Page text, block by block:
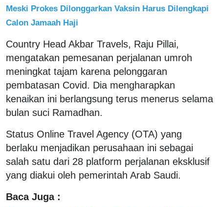
Meski Prokes Dilonggarkan Vaksin Harus Dilengkapi
Calon Jamaah Haji
Country Head Akbar Travels, Raju Pillai,
mengatakan pemesanan perjalanan umroh
meningkat tajam karena pelonggaran
pembatasan Covid. Dia mengharapkan
kenaikan ini berlangsung terus menerus selama
bulan suci Ramadhan.
Status Online Travel Agency (OTA) yang
berlaku menjadikan perusahaan ini sebagai
salah satu dari 28 platform perjalanan eksklusif
yang diakui oleh pemerintah Arab Saudi.
Baca Juga :